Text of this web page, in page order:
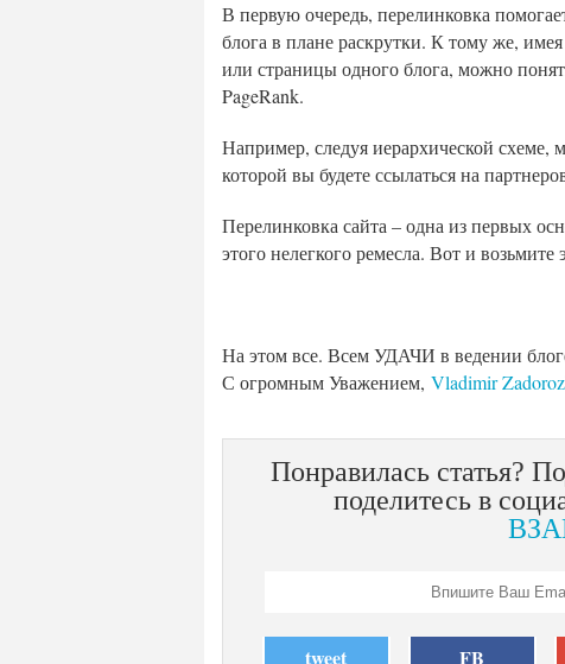
В первую очередь, перелинковка
блога в плане раскрутки. К тому же,
или страницы одного блога, можно
PageRank.
Например, следуя иерархической схеме,
которой вы будете ссылаться на
Перелинковка сайта – одна из первых
этого нелегкого ремесла. Вот и возьмите
На этом все. Всем УДАЧИ в ведении
С огромным Уважением, Vladimir
Понравилась статья?
поделитесь в
tweet FB